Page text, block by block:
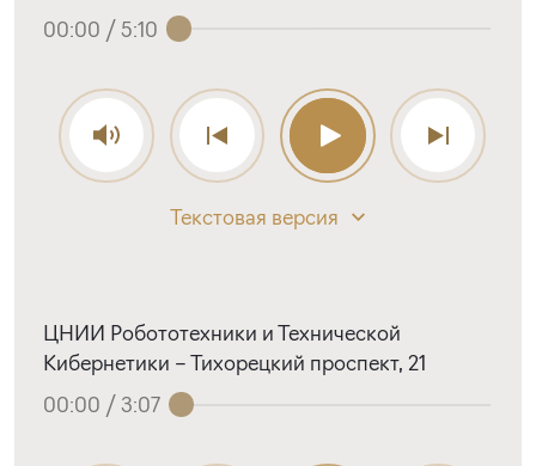
00:00 /5:10
Текстовая версия
ЦНИИ Робототехники и Технической
Кибернетики – Тихорецкий проспект, 21
00:00 / 3:07